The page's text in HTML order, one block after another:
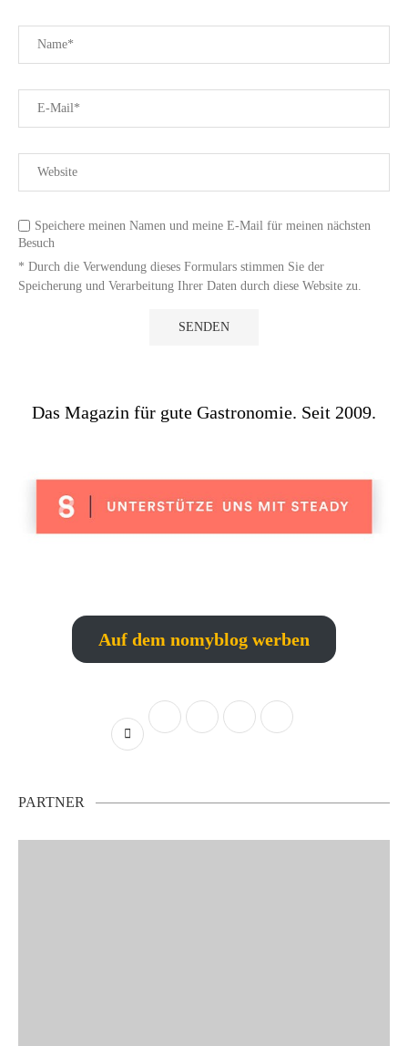
Speichere meinen Namen und meine E-Mail für meinen nächsten
Besuch
* Durch die Verwendung dieses Formulars stimmen Sie der
Speicherung und Verarbeitung Ihrer Daten durch diese Website zu.
Das Magazin für gute Gastronomie. Seit 2009.
Auf dem nomyblog werben
PARTNER